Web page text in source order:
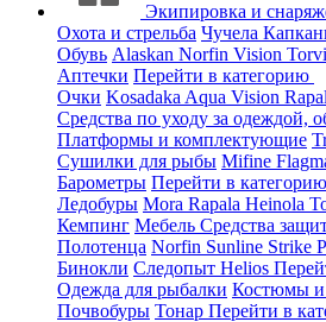
Экипировка и
Охота и стрельба Чучела
Обувь Alaskan Norfin Vision Torvi
Аптечки Перейти в категорию
Очки Kosadaka Aqua Vision
Средства по уходу за одеждой,
Платформы и комплектующие
Сушилки для рыбы Mifine
Барометры Перейти в категорию
Ледобуры Mora Rapala Heinola
Кемпинг Мебель Средства
Полотенца Norfin Sunline Strike
Бинокли Следопыт Helios
Одежда для рыбалки Костюмы и
Почвобуры Тонар Перейти в